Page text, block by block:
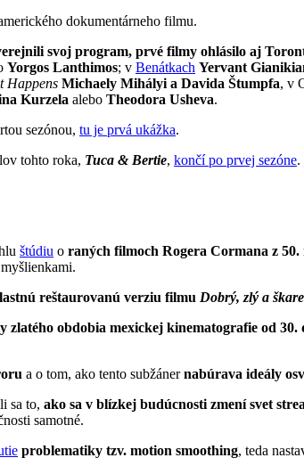
dokumentárneho filmu.
svoj program, prvé filmy ohlásilo aj
Yorgos Lanthimos; v Benátkach Yervant
Happens Michaely Mihályi a Davida Štumpfa, v
Kurzela alebo Theodora Usheva.
sezónou, tu je prvá ukážka.
tohto roka, Tuca & Bertie, končí po prvej sezóne.
štúdiu o raných filmoch Rogera Cormana z
reštaurovanú verziu filmu Dobrý, zlý a
zlatého obdobia mexickej kinematografie od 30.
a o tom, ako tento subžánernabúrava ideály
sa to, ako sa v blízkej budúcnosti zmení svet
samotné.
problematiky tzv. motion smoothing, teda